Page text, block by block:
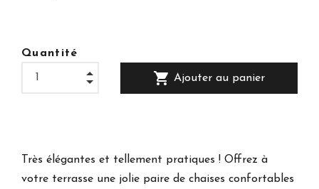
Quantité
shopping_cart Ajouter au panier
Très élégantes et tellement pratiques ! Offrez à
votre terrasse une jolie paire de chaises confortables